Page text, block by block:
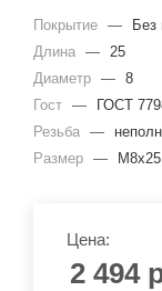
Покрытие —
Без
Длина — 25
Диаметр — 8
Гост —
ГОСТ
Резьба —
Размер — М8х25
Цена:
2 494